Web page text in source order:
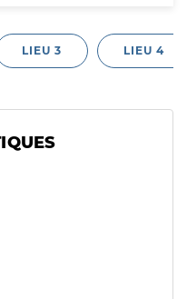
LIEU 3 LIEU 4